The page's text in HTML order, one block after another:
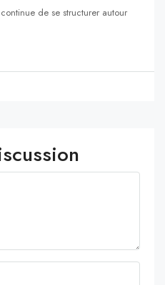
de se structurer autour